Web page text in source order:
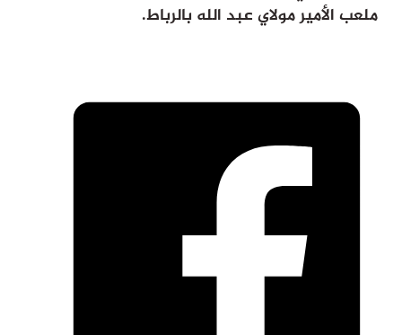
ملعب الأمير مولاي عبد الله بالرباط.